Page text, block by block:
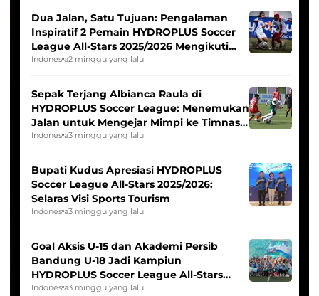
Dua Jalan, Satu Tujuan: Pengalaman
Inspiratif 2 Pemain HYDROPLUS Soccer
League All-Stars 2025/2026 Mengikuti
Seleksi Timnas Indonesia Putri
Indonesia2 minggu yang lalu
Sepak Terjang Albianca Raula di
HYDROPLUS Soccer League: Menemukan
Jalan untuk Mengejar Mimpi ke Timnas
Indonesia Putri
Indonesia3 minggu yang lalu
Bupati Kudus Apresiasi HYDROPLUS
Soccer League All-Stars 2025/2026:
Selaras Visi Sports Tourism
Indonesia3 minggu yang lalu
Goal Aksis U-15 dan Akademi Persib
Bandung U-18 Jadi Kampiun
HYDROPLUS Soccer League All-Stars
2025/2026
Indonesia3 minggu yang lalu